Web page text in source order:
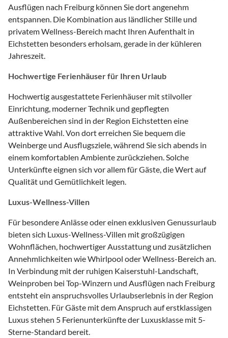
Ausflügen nach Freiburg können Sie dort angenehm
entspannen. Die Kombination aus ländlicher Stille und
privatem Wellness-Bereich macht Ihren Aufenthalt in
Eichstetten besonders erholsam, gerade in der kühleren
Jahreszeit.
Hochwertige Ferienhäuser für Ihren Urlaub
Hochwertig ausgestattete Ferienhäuser mit stilvoller
Einrichtung, moderner Technik und gepflegten
Außenbereichen sind in der Region Eichstetten eine
attraktive Wahl. Von dort erreichen Sie bequem die
Weinberge und Ausflugsziele, während Sie sich abends in
einem komfortablen Ambiente zurückziehen. Solche
Unterkünfte eignen sich vor allem für Gäste, die Wert auf
Qualität und Gemütlichkeit legen.
Luxus-Wellness-Villen
Für besondere Anlässe oder einen exklusiven Genussurlaub
bieten sich Luxus-Wellness-Villen mit großzügigen
Wohnflächen, hochwertiger Ausstattung und zusätzlichen
Annehmlichkeiten wie Whirlpool oder Wellness-Bereich an.
In Verbindung mit der ruhigen Kaiserstuhl-Landschaft,
Weinproben bei Top-Winzern und Ausflügen nach Freiburg
entsteht ein anspruchsvolles Urlaubserlebnis in der Region
Eichstetten. Für Gäste mit dem Anspruch auf erstklassigen
Luxus stehen 5 Ferienunterkünfte der Luxusklasse mit 5-
Sterne-Standard bereit.